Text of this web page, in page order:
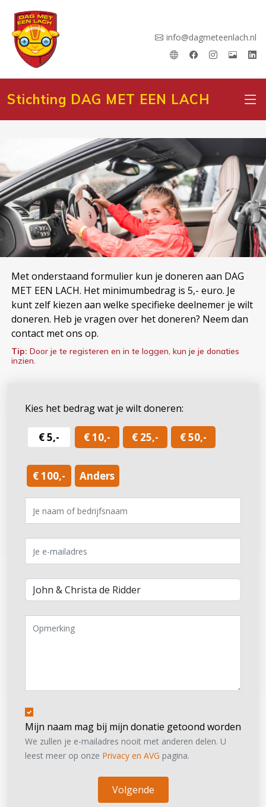
info@dagmeteenlach.nl
Stichting DAG MET EEN LACH
Met onderstaand formulier kun je doneren aan DAG
MET EEN LACH. Het minimumbedrag is 5,- euro. Je
kunt zelf kiezen aan welke specifieke deelnemer je wilt
doneren. Heb je vragen over het doneren? Neem dan
contact met ons op.
Tip: Door je te registeren en in te loggen, kun je je donaties
inzien.
Kies het bedrag wat je wilt doneren:
€ 5,- € 10,- € 25,- € 50,-
€ 100,- Anders
Mijn naam mag bij mijn donatie getoond worden
We zullen je e-mailadres nooit met anderen delen. U
leest meer op onze Privacy en AVG pagina.
Volgende